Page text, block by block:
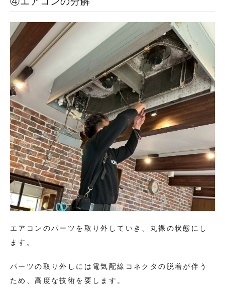
エアコンのパーツを取り外していき、丸裸の状態にし
ます。
パーツの取り外しには電気配線コネクタの脱着が伴う
ため、高度な技術を要します。